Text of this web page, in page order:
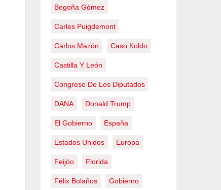
Begoña Gómez
Carles Puigdemont
Carlos Mazón Caso Koldo
Castilla Y León
Congreso De Los Diputados
DANA Donald Trump
El Gobierno España
Estados Unidos Europa
Feijóo Florida
Félix Bolaños Gobierno